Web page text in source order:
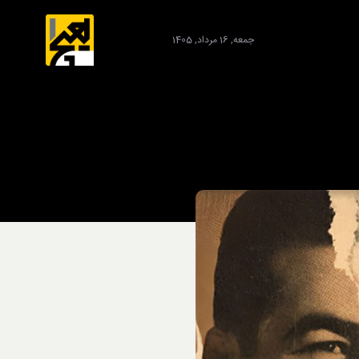
برند
جمعه, 16 مرداد, 1405